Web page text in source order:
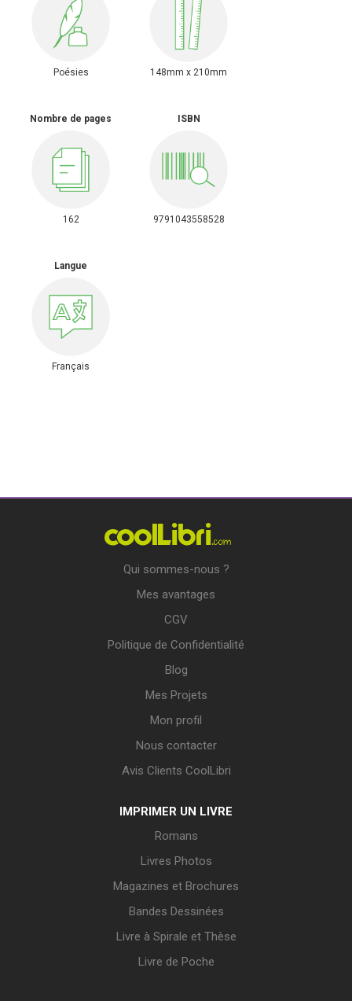
Poésies 148mm x 210mm
Nombre de pages
162
ISBN
9791043558528
Langue
Français
Qui sommes-nous ?
Mes avantages
CGV
Politique de Confidentialité
Blog
Mes Projets
Mon profil
Nous contacter
Avis Clients CoolLibri
IMPRIMER UN LIVRE
Romans
Livres Photos
Magazines et Brochures
Bandes Dessinées
Livre à Spirale et Thèse
Livre de Poche